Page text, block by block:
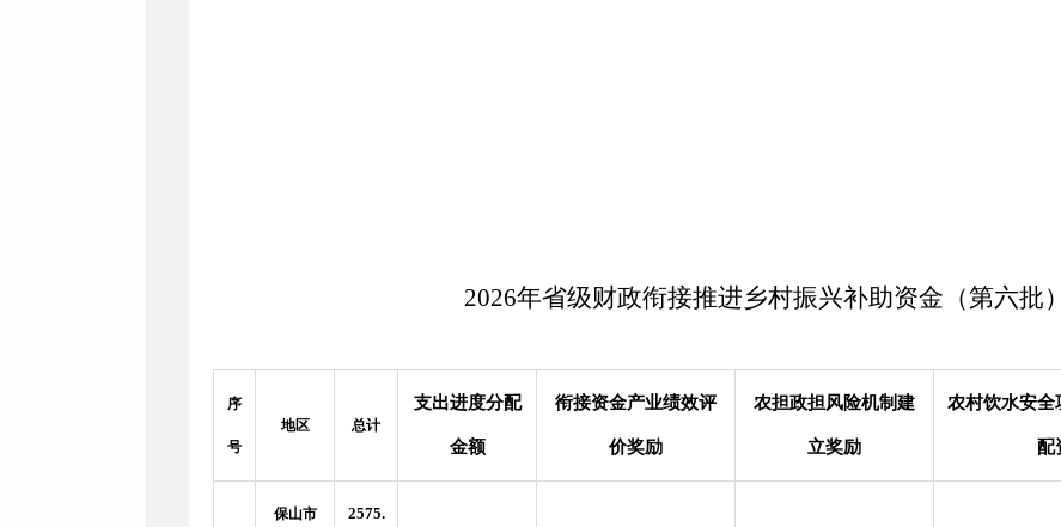
2026年省级财政衔接推进乡村振兴补助资金（第六批
序
号
地区 总计
支出进度分配
金额
衔接资金产业绩效评
价奖励
农担政担风险机制建
立奖励
农村饮水安全
配
保山市 2575.